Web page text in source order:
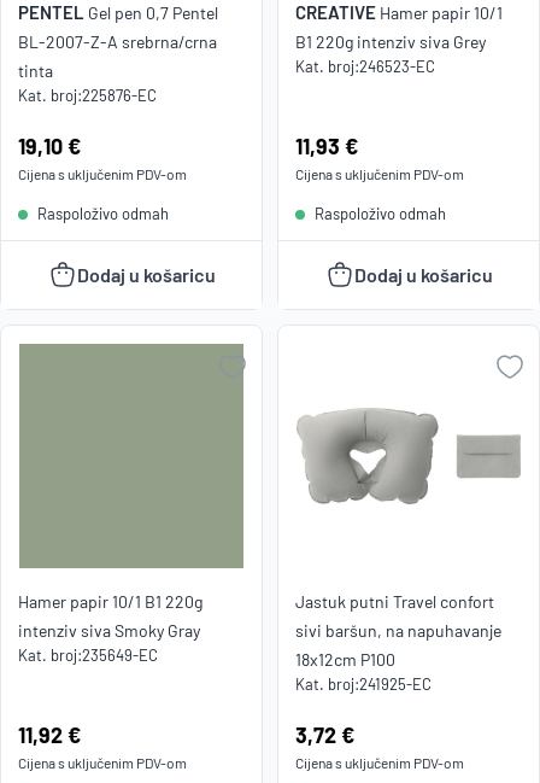
PENTEL Gel pen 0,7 Pentel
BL-2007-Z-A srebrna/crna
tinta
Kat. broj:225876-EC
Cijena:
19,10 €
Cijena s uključenim PDV-om
Raspoloživo odmah
Dodaj u košaricu
CREATIVE Hamer papir 10/1
B1 220g intenziv siva Grey
Kat. broj:246523-EC
Cijena:
11,93 €
Cijena s uključenim PDV-om
Raspoloživo odmah
Dodaj u košaricu
Hamer papir 10/1 B1 220g
intenziv siva Smoky Gray
Kat. broj:235649-EC
Cijena:
11,92 €
Cijena s uključenim PDV-om
Jastuk putni Travel confort
sivi baršun, na napuhavanje
18x12cm P100
Kat. broj:241925-EC
Cijena:
3,72 €
Cijena s uključenim PDV-om